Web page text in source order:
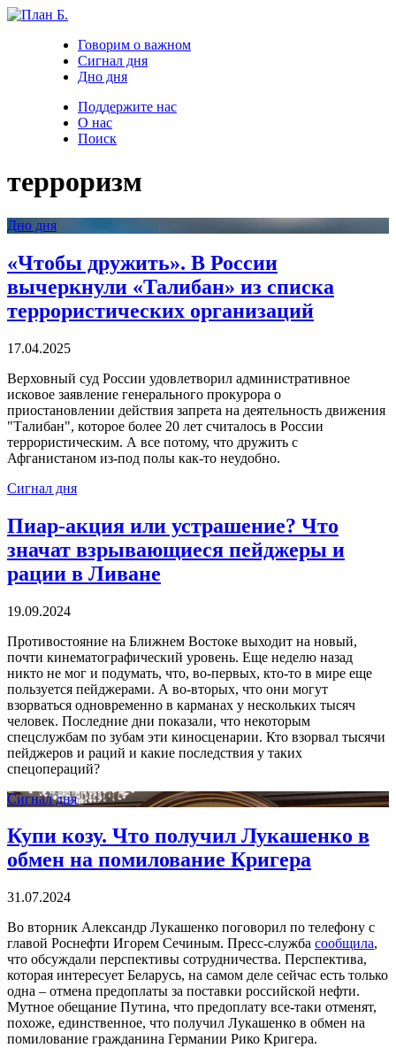
Говорим о важном
Сигнал дня
Дно дня
Поддержите нас
О нас
Поиск
терроризм
Дно дня
«Чтобы дружить». В России
вычеркнули «Талибан» из списка
террористических организаций
17.04.2025
Верховный суд России удовлетворил административное
исковое заявление генерального прокурора о
приостановлении действия запрета на деятельность движения
"Талибан", которое более 20 лет считалось в России
террористическим. А все потому, что дружить с
Афганистаном из-под полы как-то неудобно.
Сигнал дня
Пиар-акция или устрашение? Что
значат взрывающиеся пейджеры и
рации в Ливане
19.09.2024
Противостояние на Ближнем Востоке выходит на новый,
почти кинематографический уровень. Еще неделю назад
никто не мог и подумать, что, во-первых, кто-то в мире еще
пользуется пейджерами. А во-вторых, что они могут
взорваться одновременно в карманах у нескольких тысяч
человек. Последние дни показали, что некоторым
спецслужбам по зубам эти киносценарии. Кто взорвал тысячи
пейджеров и раций и какие последствия у таких
спецопераций?
Сигнал дня
Купи козу. Что получил Лукашенко в
обмен на помилование Кригера
31.07.2024
Во вторник Александр Лукашенко поговорил по телефону с
главой Роснефти Игорем Сечиным. Пресс-служба сообщила,
что обсуждали перспективы сотрудничества. Перспектива,
которая интересует Беларусь, на самом деле сейчас есть только
одна – отмена предоплаты за поставки российской нефти.
Мутное обещание Путина, что предоплату все-таки отменят,
похоже, единственное, что получил Лукашенко в обмен на
помилование гражданина Германии Рико Кригера.